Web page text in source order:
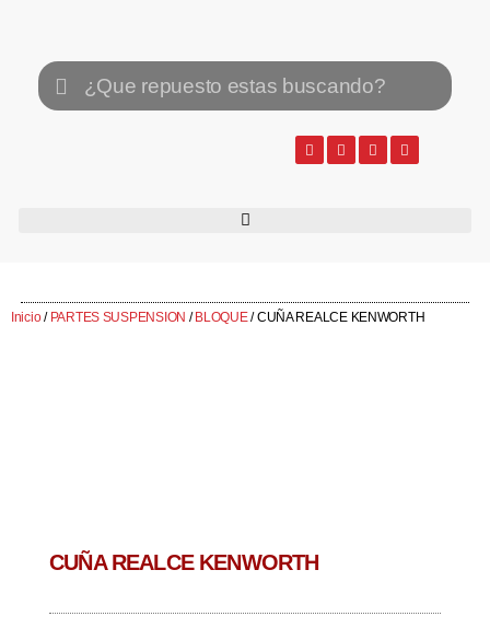
Inicio/ PARTES SUSPENSION /BLOQUE/ CUÑA REALCE KENWORTH
CUÑA REALCE KENWORTH